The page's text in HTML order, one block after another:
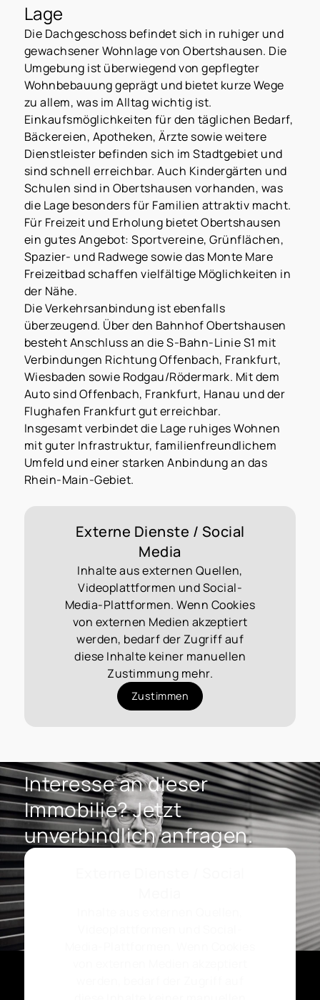
Lage
Die Dachgeschoss befindet sich in ruhiger und
gewachsener Wohnlage von Obertshausen. Die
Umgebung ist überwiegend von gepflegter
Wohnbebauung geprägt und bietet kurze Wege
zu allem, was im Alltag wichtig ist.
Einkaufsmöglichkeiten für den täglichen Bedarf,
Bäckereien, Apotheken, Ärzte sowie weitere
Dienstleister befinden sich im Stadtgebiet und
sind schnell erreichbar. Auch Kindergärten und
Schulen sind in Obertshausen vorhanden, was
die Lage besonders für Familien attraktiv macht.
Für Freizeit und Erholung bietet Obertshausen
ein gutes Angebot: Sportvereine, Grünflächen,
Spazier- und Radwege sowie das Monte Mare
Freizeitbad schaffen vielfältige Möglichkeiten in
der Nähe.
Die Verkehrsanbindung ist ebenfalls
überzeugend. Über den Bahnhof Obertshausen
besteht Anschluss an die S-Bahn-Linie S1 mit
Verbindungen Richtung Offenbach, Frankfurt,
Wiesbaden sowie Rodgau/Rödermark. Mit dem
Auto sind Offenbach, Frankfurt, Hanau und der
Flughafen Frankfurt gut erreichbar.
Insgesamt verbindet die Lage ruhiges Wohnen
mit guter Infrastruktur, familienfreundlichem
Umfeld und einer starken Anbindung an das
Rhein-Main-Gebiet.
Externe Dienste / Social
Media
Inhalte aus externen Quellen,
Videoplattformen und Social-
Media-Plattformen. Wenn Cookies
von externen Medien akzeptiert
werden, bedarf der Zugriff auf
diese Inhalte keiner manuellen
Zustimmung mehr.
Zustimmen
Interesse an dieser
Immobilie? Jetzt
unverbindlich anfragen.